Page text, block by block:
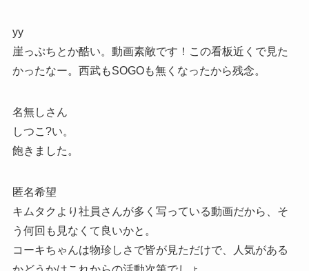
yy
崖っぷちとか酷い。動画素敵です！この看板近くで見た
かったなー。西武もSOGOも無くなったから残念。
名無しさん
しつこ?い。
飽きました。
匿名希望
キムタクより社員さんが多く写っている動画だから、そ
う何回も見なくて良いかと。
コーキちゃんは物珍しさで皆が見ただけで、人気がある